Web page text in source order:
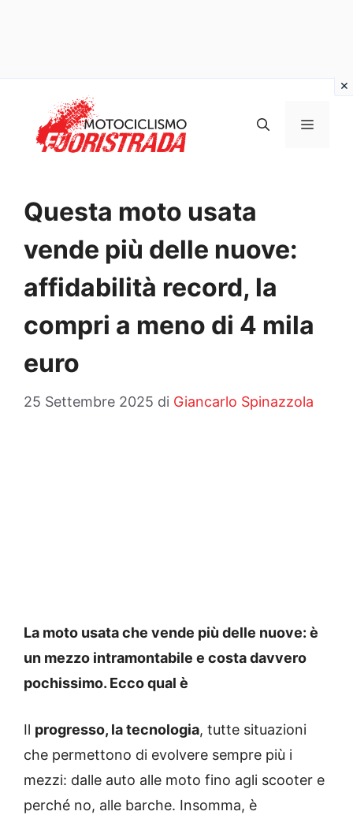
contenuto
MENU
Questa moto usata
vende più delle nuove:
affidabilità record, la
compri a meno di 4 mila
euro
25 Settembre 2025 di Giancarlo Spinazzola
La moto usata che vende più delle nuove: è
un mezzo intramontabile e costa davvero
pochissimo. Ecco qual è
Il progresso, la tecnologia, tutte situazioni
che permettono di evolvere sempre più i
mezzi: dalle auto alle moto fino agli scooter e
perché no, alle barche. Insomma, è